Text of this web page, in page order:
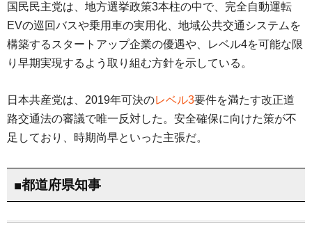
国民民主党は、地方選挙政策3本柱の中で、完全自動運転
EVの巡回バスや乗用車の実用化、地域公共交通システムを
構築するスタートアップ企業の優遇や、レベル4を可能な限
り早期実現するよう取り組む方針を示している。
日本共産党は、2019年可決のレベル3要件を満たす改正道
路交通法の審議で唯一反対した。安全確保に向けた策が不
足しており、時期尚早といった主張だ。
■都道府県知事